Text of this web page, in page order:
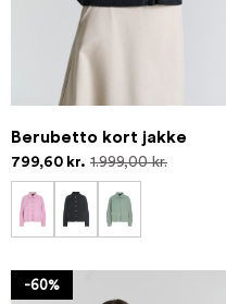
Berubetto kort jakke
799,60 kr. 1.999,00 kr.
-60%